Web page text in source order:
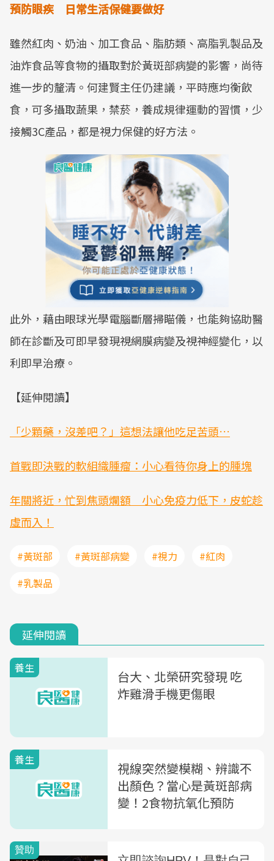
預防眼疾 日常生活保健要做好
雖然紅肉、奶油、加工食品、脂肪類、高脂乳製品及
油炸食品等食物的攝取對於黃斑部病變的影響，尚待
進一步的釐清。何建賢主任仍建議，平時應均衡飲
食，可多攝取蔬果，禁菸，養成規律運動的習慣，少
接觸3C產品，都是視力保健的好方法。
此外，藉由眼球光學電腦斷層掃瞄儀，也能夠協助醫
師在診斷及可即早發現視網膜病變及視神經變化，以
利即早治療。
【延伸閱讀】
「少顆藥，沒差吧？」這想法讓他吃足苦頭…
首戰即決戰的軟組織腫瘤：小心看待你身上的腫塊
年關將近，忙到焦頭爛額 小心免疫力低下，皮蛇趁
虛而入！
#黃斑部 #黃斑部病變 #視力
#紅肉
#乳製品
延伸閱讀
養生
台大、北榮研究發現 吃
炸雞滑手機更傷眼
養生
視線突然變模糊、辨識不
出顏色？當心是黃斑部病
變！2食物抗氧化預防